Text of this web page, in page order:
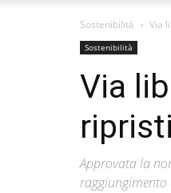
Sostenibilità Via
Sostenibilità
Via
Approvata la
raggiungimento